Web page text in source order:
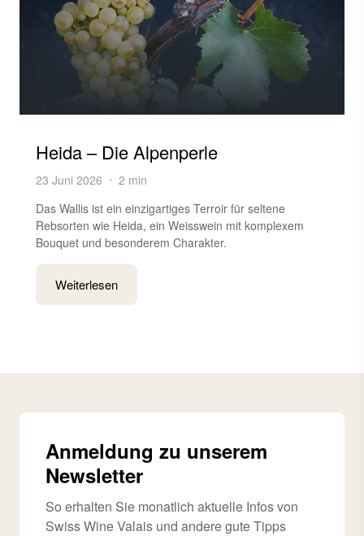
Heida – Die Alpenperle
23 Juni 2026
2 min
Das Wallis ist ein einzigartiges Terroir für seltene
Rebsorten wie Heida, ein Weisswein mit komplexem
Bouquet und besonderem Charakter.
Weiterlesen
Anmeldung zu unserem
Newsletter
So erhalten Sie monatlich aktuelle Infos von
Swiss Wine Valais und andere gute Tipps